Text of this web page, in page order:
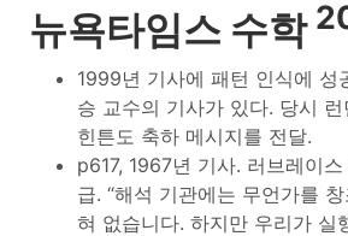
뉴욕타임스 수학
1999년 기사에 패턴 인식에 성
승 교수의 기사가 있다. 당시
힌튼도 축하 메시지를 전달.
p617, 1967년 기사. 러브레이
급. “해석 기관에는 무언가를
혀 없습니다. 하지만 우리가 실